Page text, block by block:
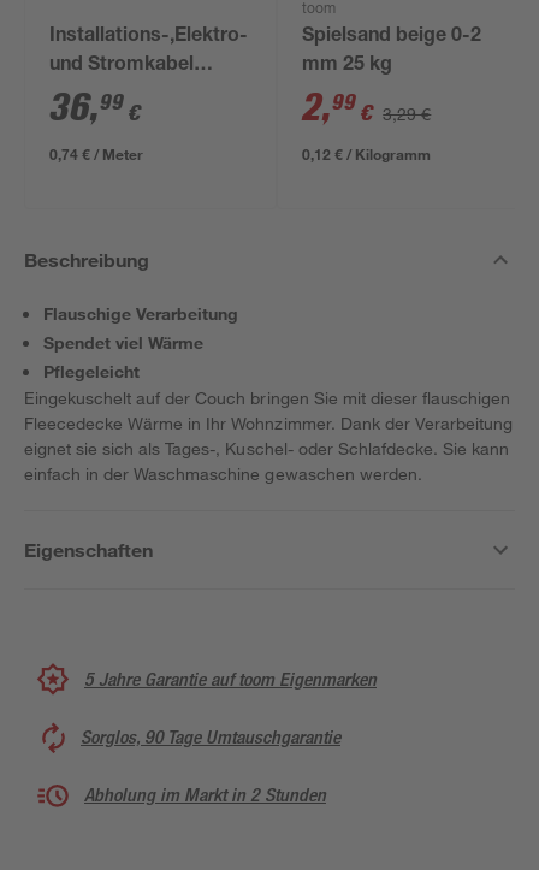
Installations-,Elektro-
und Stromkabel
NYM-J 3x1,5mm² 50
m
36,99 €
0,74 € / Meter
toom
Spielsand beige 0-2
mm 25 kg
2,99 € 3,29 €
0,12 € / Kilogramm
Beschreibung
Flauschige Verarbeitung
Spendet viel Wärme
Pflegeleicht
Eingekuschelt auf der Couch bringen Sie mit dieser flauschigen
Fleecedecke Wärme in Ihr Wohnzimmer. Dank der Verarbeitung
eignet sie sich als Tages-, Kuschel- oder Schlafdecke. Sie kann
einfach in der Waschmaschine gewaschen werden.
Eigenschaften
5 Jahre Garantie auf toom Eigenmarken
Sorglos, 90 Tage Umtauschgarantie
Abholung im Markt in 2 Stunden